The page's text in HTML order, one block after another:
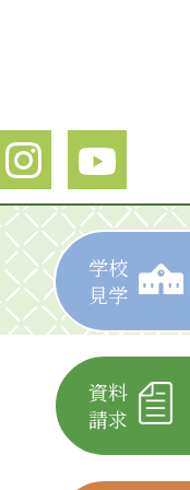
学校
見学
資料
請求